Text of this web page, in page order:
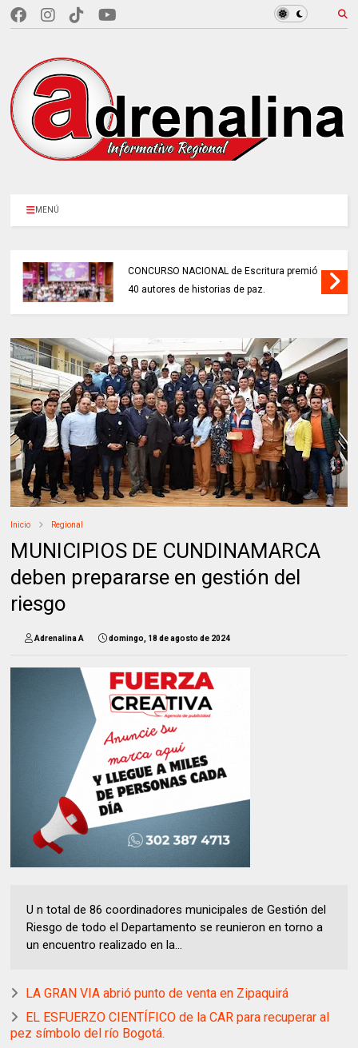
MENÚ
CONCURSO NACIONAL de Escritura premió
40 autores de historias de paz.
Inicio Regional
MUNICIPIOS DE CUNDINAMARCA
deben prepararse en gestión del
riesgo
Adrenalina A domingo, 18 de agosto de 2024
U n total de 86 coordinadores municipales de Gestión del
Riesgo de todo el Departamento se reunieron en torno a
un encuentro realizado en la...
LA GRAN VIA abrió punto de venta en Zipaquirá
EL ESFUERZO CIENTÍFICO de la CAR para recuperar al
pez símbolo del río Bogotá.